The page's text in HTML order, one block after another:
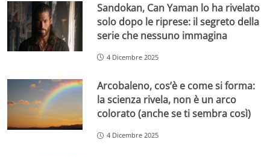
Sandokan, Can Yaman lo ha rivelato
solo dopo le riprese: il segreto della
serie che nessuno immagina
4 Dicembre 2025
Arcobaleno, cos’è e come si forma:
la scienza rivela, non è un arco
colorato (anche se ti sembra così)
4 Dicembre 2025